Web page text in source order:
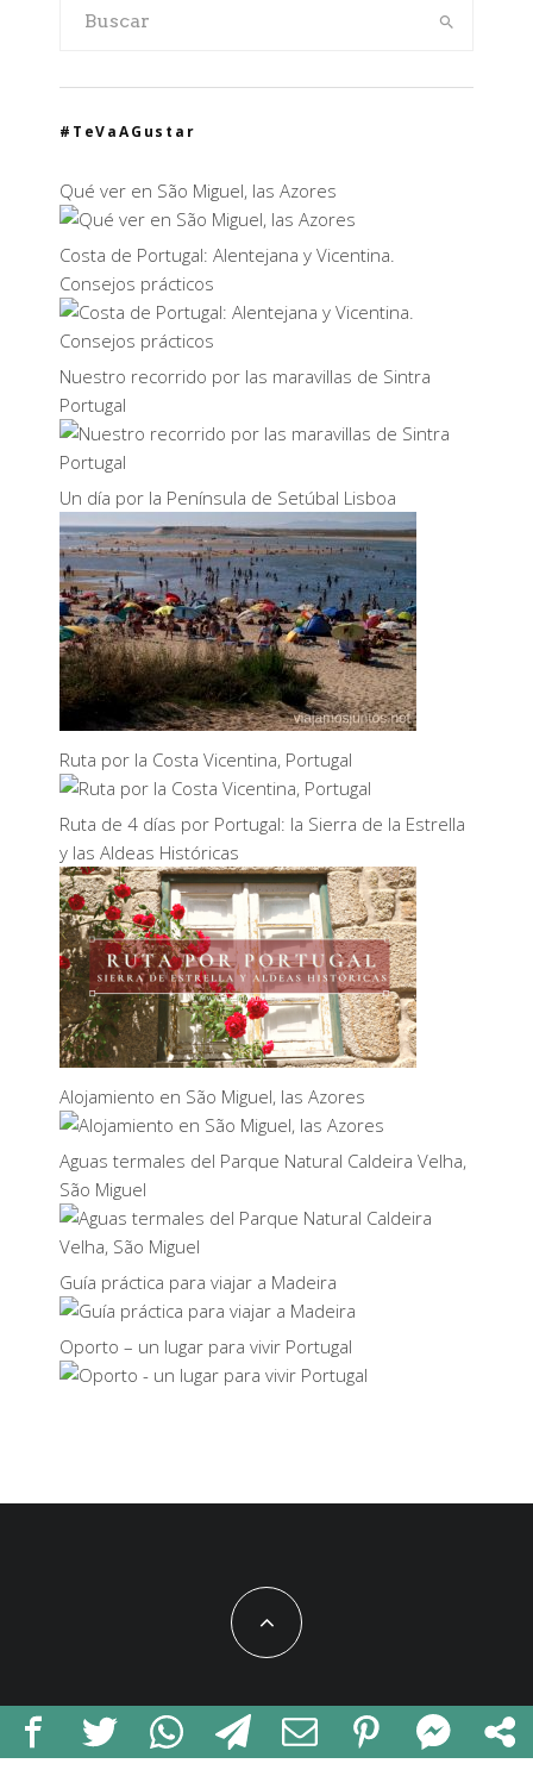
#TeVaAGustar
Qué ver en São Miguel, las Azores
Costa de Portugal: Alentejana y Vicentina.
Consejos prácticos
Nuestro recorrido por las maravillas de Sintra
Portugal
Un día por la Península de Setúbal Lisboa
Ruta por la Costa Vicentina, Portugal
Ruta de 4 días por Portugal: la Sierra de la Estrella
y las Aldeas Históricas
Alojamiento en São Miguel, las Azores
Aguas termales del Parque Natural Caldeira Velha,
São Miguel
Guía práctica para viajar a Madeira
Oporto – un lugar para vivir Portugal